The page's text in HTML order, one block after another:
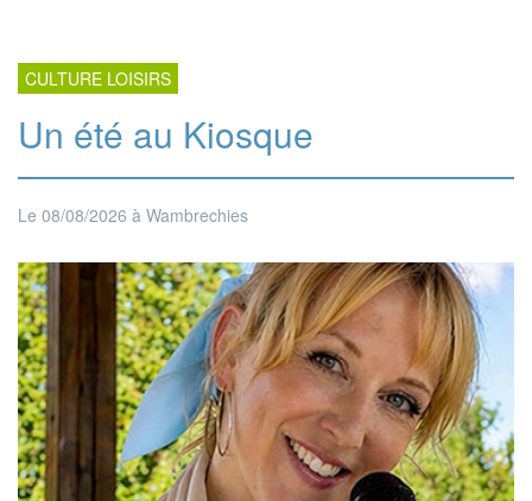
CULTURE LOISIRS
Un été au Kiosque
Le 08/08/2026 à Wambrechies